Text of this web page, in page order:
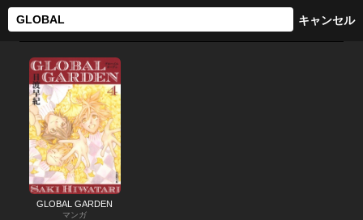
GLOBAL GARDEN
マンガ